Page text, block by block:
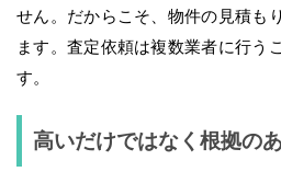
せん。だからこそ、物件の見積も
ます。査定依頼は複数業者に行う
す。
高いだけではなく根拠の